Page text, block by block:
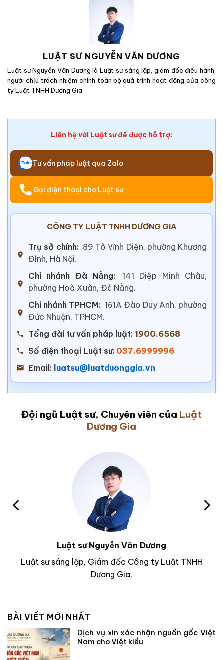
LUẬT SƯ NGUYỄN VĂN DƯƠNG
Luật sư Nguyễn Văn Dương là Luật sư sáng lập, giám đốc điều hành,
người chịu trách nhiệm chính toàn bộ quá trình hoạt động của công
ty Luật TNHH Dương Gia.
Liên hệ với Luật sư để được hỗ trợ:
Tư vấn pháp luật qua Zalo
Gọi điện thoại cho Luật sư
CÔNG TY LUẬT TNHH DƯƠNG GIA
Trụ sở chính: 89 Tô Vĩnh Diện, phường Khương
Đình, Hà Nội.
Chi nhánh Đà Nẵng:
141 Diệp Minh Châu,
phường Hoà Xuân, Đà Nẵng.
Chi nhánh TPHCM: 161A Đào Duy Anh, phường
Đức Nhuận, TPHCM.
Tổng đài tư vấn pháp luật: 1900.6568
Số điện thoại Luật sư: 037.6999996
Email: luatsu@luatduonggia.vn
Đội ngũ Luật sư, Chuyên viên của Luật
Dương Gia
Luật sư Nguyễn Văn Dương
Luật sư sáng lập, Giám đốc Công ty Luật TNHH
Dương Gia.
BÀI VIẾT MỚI NHẤT
Dịch vụ xin xác nhận nguồn gốc Việt
Nam cho Việt kiều